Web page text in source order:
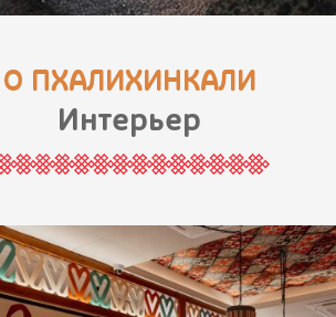
О ПХАЛИХИНКАЛИ
Интерьер